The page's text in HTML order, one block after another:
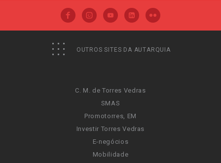
OUTROS SITES DA AUTARQUIA
C. M. de Torres Vedras
SMAS
Promotorres, EM
Investir Torres Vedras
E-negócios
Mobilidade